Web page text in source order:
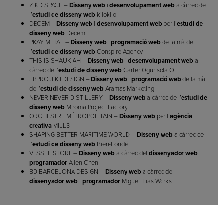
ZIKD SPACE – Disseny web i desenvolupament web a càrrec de
l’estudi de disseny web kilokilo
DECEM – Disseny web i desenvolupament web per l’estudi de
disseny web Decem
PKAY METAL – Disseny web i programació web de la mà de
l’estudi de disseny web Conspire Agency
THIS IS SHAUKIAH – Disseny web i desenvolupament web a
càrrec de l’estudi de disseny web Carter Ogunsola O.
EBPROJEKTDESIGN – Disseny web i programació web de la mà
de l’estudi de disseny web Aramas Marketing
NEVER NEVER DISTILLERY – Disseny web a càrrec de l’estudi de
disseny web Miroma Project Factory
ORCHESTRE MÉTROPOLITAIN – Disseny web per l’agència
creativa MILL3
SHAPING BETTER MARITIME WORLD – Disseny web a càrrec de
l’estudi de disseny web Bien-Fondé
VESSEL STORE – Disseny web a càrrec del dissenyador web i
programadorAllen Chen
BD BARCELONA DESIGN – Disseny web a càrrec del
dissenyador web i programador Miguel Trias Works